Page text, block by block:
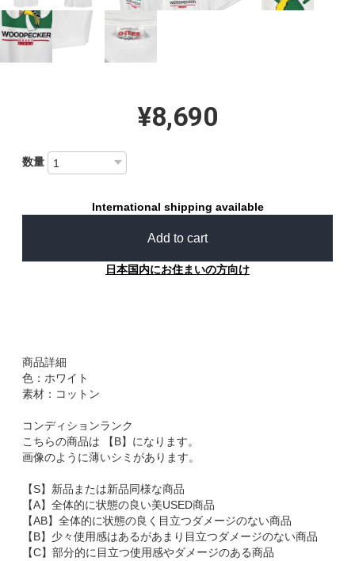
¥8,690
数量
International shipping available
Add to cart
日本国内にお住まいの方向け
商品詳細
色：ホワイト
素材：コットン
コンディションランク
こちらの商品は 【B】になります。
画像のように薄いシミがあります。
【S】新品または新品同様な商品
【A】全体的に状態の良い美USED商品
【AB】全体的に状態の良く目立つダメージのない商品
【B】少々使用感はあるがあまり目立つダメージのない商品
【C】部分的に目立つ使用感やダメージのある商品